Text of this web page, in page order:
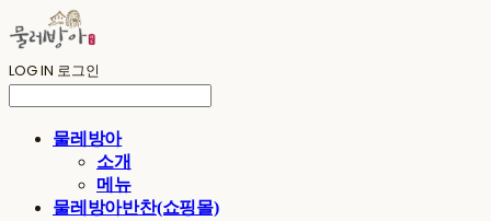
LOG IN 로그인
물레방아
소개
메뉴
물레방아반찬(쇼핑몰)